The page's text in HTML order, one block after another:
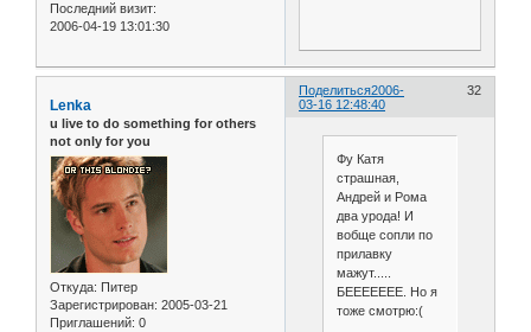
Последний визит:
2006-04-19 13:01:30
Поделиться 32
2006-
03-16 12:48:40
Lenka
u live to do something for others
not only for you
Откуда: Питер
Зарегистрирован: 2005-03-21
Приглашений: 0
Фу Катя
страшная,
Андрей и Рома
два урода! И
вобще сопли по
прилавку
мажут.....
БЕЕЕЕЕЕЕ. Но я
тоже смотрю:(